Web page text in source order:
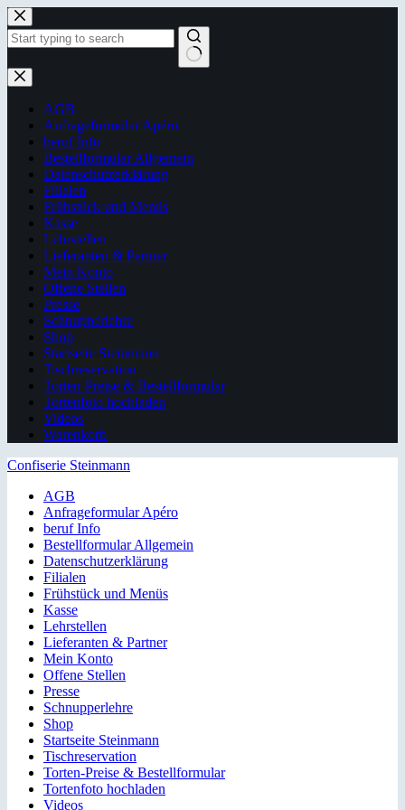
Zum
Inhalt
springen
Keine
Ergebnisse
AGB
Anfrageformular Apéro
beruf Info
Bestellformular Allgemein
Datenschutzerklärung
Filialen
Frühstück und Menüs
Kasse
Lehrstellen
Lieferanten & Partner
Mein Konto
Offene Stellen
Presse
Schnupperlehre
Shop
Startseite Steinmann
Tischreservation
Torten-Preise & Bestellformular
Tortenfoto hochladen
Videos
Warenkorb
Confiserie Steinmann
AGB
Anfrageformular Apéro
beruf Info
Bestellformular Allgemein
Datenschutzerklärung
Filialen
Frühstück und Menüs
Kasse
Lehrstellen
Lieferanten & Partner
Mein Konto
Offene Stellen
Presse
Schnupperlehre
Shop
Startseite Steinmann
Tischreservation
Torten-Preise & Bestellformular
Tortenfoto hochladen
Videos